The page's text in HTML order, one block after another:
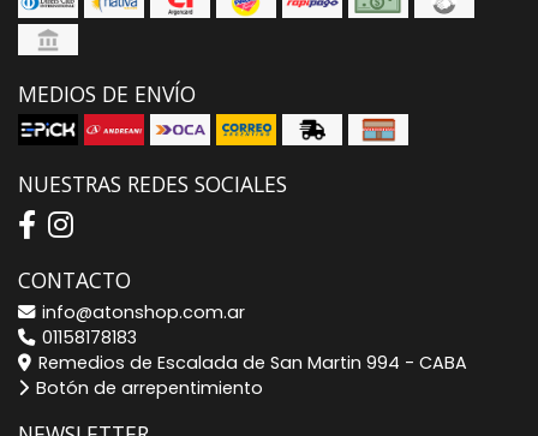
MEDIOS DE ENVÍO
NUESTRAS REDES SOCIALES
CONTACTO
info@atonshop.com.ar
01158178183
Remedios de Escalada de San Martin 994 - CABA
Botón de arrepentimiento